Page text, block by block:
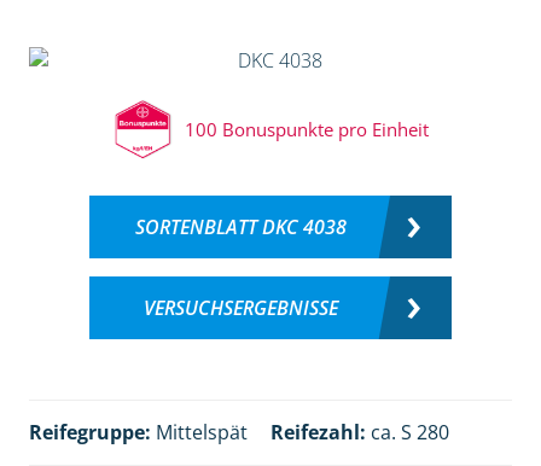
100 Bonuspunkte pro Einheit
SORTENBLATT DKC 4038
VERSUCHSERGEBNISSE
Reifegruppe: Mittelspät Reifezahl: ca. S 280